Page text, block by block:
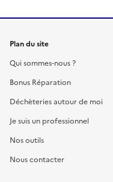
Plan du site
Qui sommes-nous ?
Bonus Réparation
Déchèteries autour de moi
Je suis un professionnel
Nos outils
Nous contacter